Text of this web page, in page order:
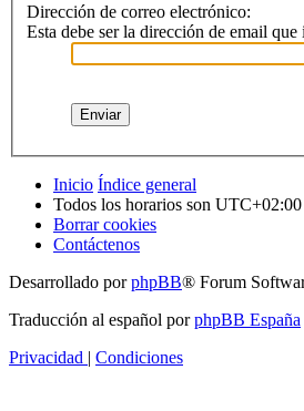
Dirección de correo electrónico:
Esta debe ser la dirección de email
Inicio Índice general
Todos los horarios son UTC+02:00
Borrar cookies
Contáctenos
Desarrollado porphpBB® Forum
Traducción al español porphpBB España
Privacidad | Condiciones